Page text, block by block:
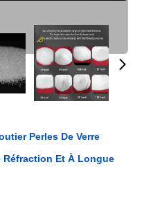
Perles De Verre
Réfraction Et À Longue